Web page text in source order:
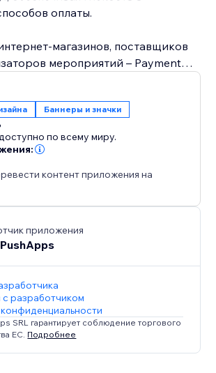
оплаты.
магазинов, поставщиков
мероприятий – Payment
на каждом этапе пути
Баннеры и значки
по всему миру.
контент приложения на
приложения
с разработчиком
SRL гарантирует соблюдение торгового
ЕС. Подробнее